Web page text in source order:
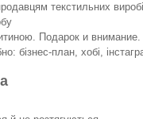
текстильних
Подарок и внимание.
бізнес-план, хобі,